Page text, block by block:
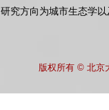
研究方向为城市生态学
版权所有 © 北